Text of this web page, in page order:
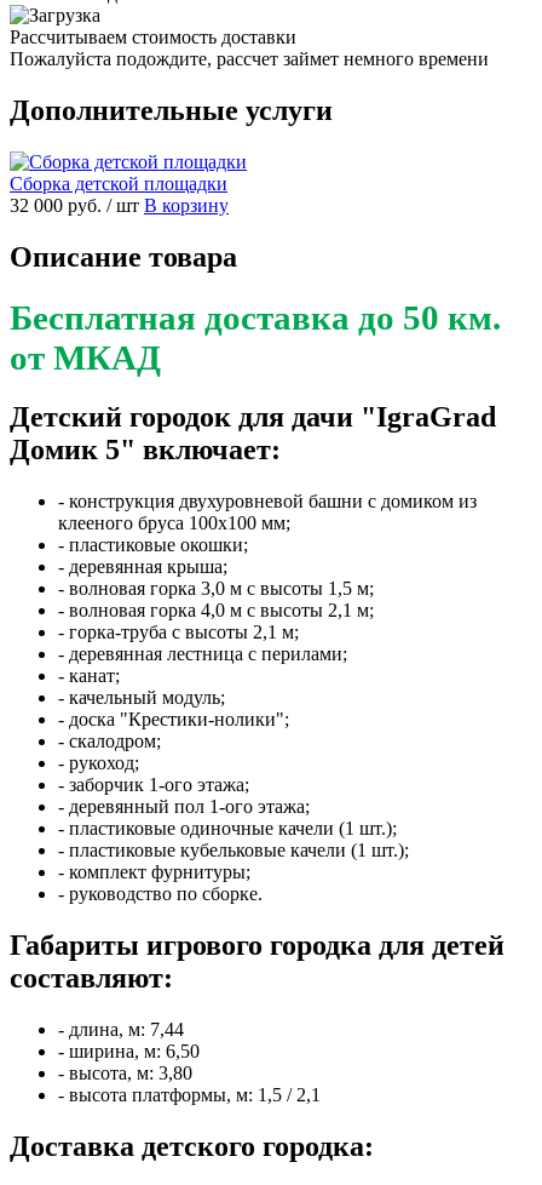
Рассчитываем стоимость доставки
Пожалуйста подождите, рассчет займет немного времени
Дополнительные услуги
Сборка детской площадки
32 000 руб. / шт В корзину
Описание товара
Бесплатная доставка до 50 км.
от МКАД
Детский городок для дачи "IgraGrad
Домик 5" включает:
- конструкция двухуровневой башни с домиком из
клееного бруса 100х100 мм;
- пластиковые окошки;
- деревянная крыша;
- волновая горка 3,0 м c высоты 1,5 м;
- волновая горка 4,0 м c высоты 2,1 м;
- горка-труба с высоты 2,1 м;
- деревянная лестница с перилами;
- канат;
- качельный модуль;
- доска "Крестики-нолики";
- скалодром;
- рукоход;
- заборчик 1-ого этажа;
- деревянный пол 1-ого этажа;
- пластиковые одиночные качели (1 шт.);
- пластиковые кубельковые качели (1 шт.);
- комплект фурнитуры;
- руководство по сборке.
Габариты игрового городка для детей
составляют:
- длина, м: 7,44
- ширина, м: 6,50
- высота, м: 3,80
- высота платформы, м: 1,5 / 2,1
Доставка детского городка: